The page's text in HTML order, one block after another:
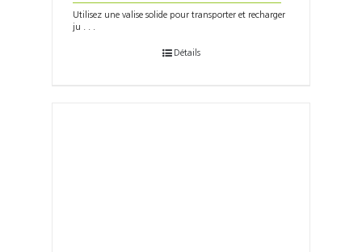
Utilisez une valise solide pour transporter et recharger
ju . . .
Détails